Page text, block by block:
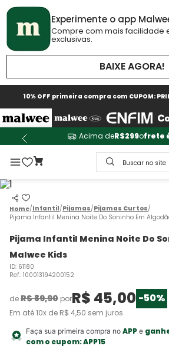
Experimente o app
Compre com mais facilidade
exclusivas.
BAIXE AGORA!
10% OFF primeira compra com CUPOM:
Acima deR$299ofrete
Buscar no site
Infantil Pijamas Pijamas Curtos
Pijama Infantil Menina Noite Do Soninho Em
Pijama Infantil Menina Noite Do
Malwee Kids
ID: 61180
Ref.: 100013194200152
deR$89,90 porR$ 45,00 -50%
Em até10x de R$ 4,50 sem juros
Faça sua primeira compra no APPe
com o cupom:APP15